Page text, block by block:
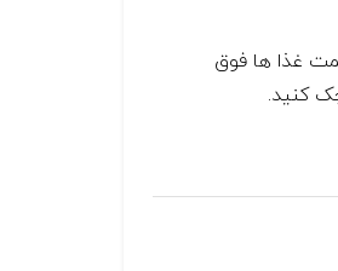
غذا ها فوق
کنید.